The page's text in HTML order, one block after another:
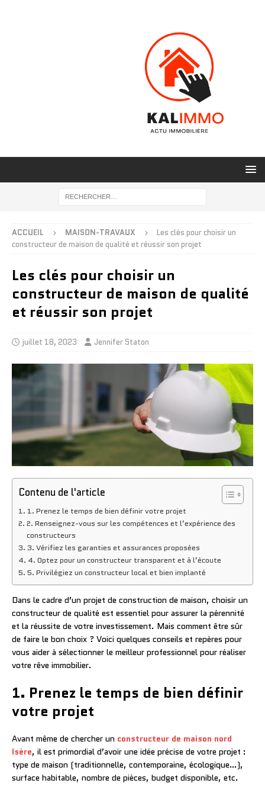
ACCUEIL MAISON-TRAVAUX
Les clés pour choisir un
constructeur de maison de qualité et réussir son projet
Les clés pour choisir un
constructeur de maison de qualité
et réussir son projet
juillet 18, 2023 Jennifer Staton
Contenu de l'article
1. Prenez le temps de bien définir votre projet
2. Renseignez-vous sur les compétences et l’expérience des
constructeurs
3. Vérifiez les garanties et assurances proposées
4. Optez pour un constructeur transparent et à l’écoute
5. Privilégiez un constructeur local et bien implanté
Dans le cadre d’un projet de construction de maison, choisir un
constructeur de qualité est essentiel pour assurer la pérennité
et la réussite de votre investissement. Mais comment être sûr
de faire le bon choix ? Voici quelques conseils et repères pour
vous aider à sélectionner le meilleur professionnel pour réaliser
votre rêve immobilier.
1. Prenez le temps de bien définir
votre projet
Avant même de chercher un constructeur de maison nord
Isère, il est primordial d’avoir une idée précise de votre projet :
type de maison (traditionnelle, contemporaine, écologique…),
surface habitable, nombre de pièces, budget disponible, etc.